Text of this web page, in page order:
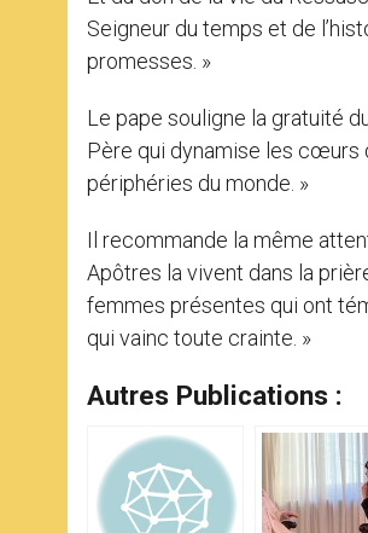
Seigneur du temps et de
promesses. »
Le pape souligne la gratuité
Père qui dynamise les cœurs
périphéries du monde. »
Il recommande la même
Apôtres la vivent dans la
femmes présentes qui ont
qui vainc toute crainte. »
Autres Publications :